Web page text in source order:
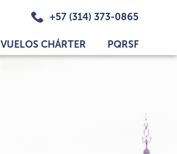
+57 (314) 373-0865
VUELOS CHÁRTER PQRSF